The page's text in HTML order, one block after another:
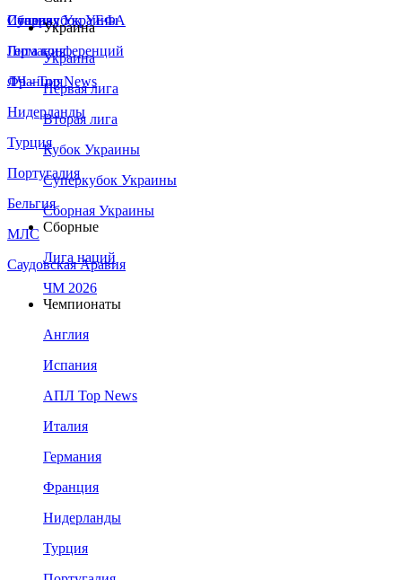
Сборная Украины
Италия
Германия
Франция
Нидерланды
Турция
Португалия
Бельгия
МЛС
Саудовская Аравия
Суперкубок УЕФА
Лига конференций
ЛЧ - Top News
Украина
Украина
Первая лига
Вторая лига
Кубок Украины
Суперкубок Украины
Сборная Украины
Сборные
Лига наций
ЧМ 2026
Чемпионаты
Англия
Испания
АПЛ Top News
Италия
Германия
Франция
Нидерланды
Турция